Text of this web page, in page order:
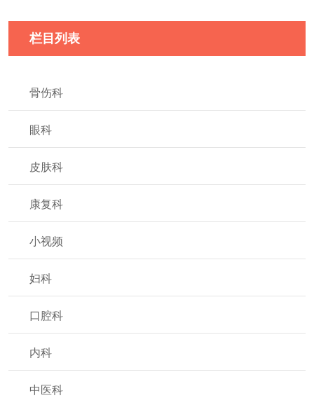
栏目列表
骨伤科
眼科
皮肤科
康复科
小视频
妇科
口腔科
内科
中医科